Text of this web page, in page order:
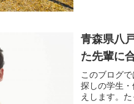
青森県八
た先輩に
このブログ
探しの学生
えします。